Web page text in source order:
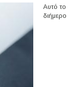
Αυτό το
διήμερο